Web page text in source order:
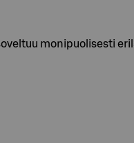
monipuolisesti